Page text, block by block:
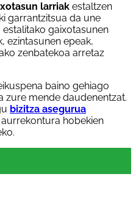
larriak estaltzen
garrantzitsua da une
estalitako gaixotasunen
ezintasunen epeak,
zenbatekoa arretaz
baino gehiago
zure mende daudenentzat.
bizitza asegurua
hobekien